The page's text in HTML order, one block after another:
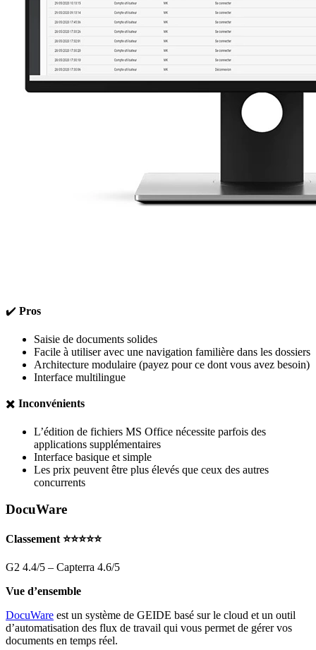
✔️ Pros
Saisie de documents solides
Facile à utiliser avec une navigation familière dans les dossiers
Architecture modulaire (payez pour ce dont vous avez besoin)
Interface multilingue
✖️ Inconvénients
L’édition de fichiers MS Office nécessite parfois des
applications supplémentaires
Interface basique et simple
Les prix peuvent être plus élevés que ceux des autres
concurrents
DocuWare
Classement ⭐⭐⭐⭐⭐
G2 4.4/5 – Capterra 4.6/5
Vue d’ensemble
DocuWare est un système de GEIDE basé sur le cloud et un outil
d’automatisation des flux de travail qui vous permet de gérer vos
documents en temps réel.